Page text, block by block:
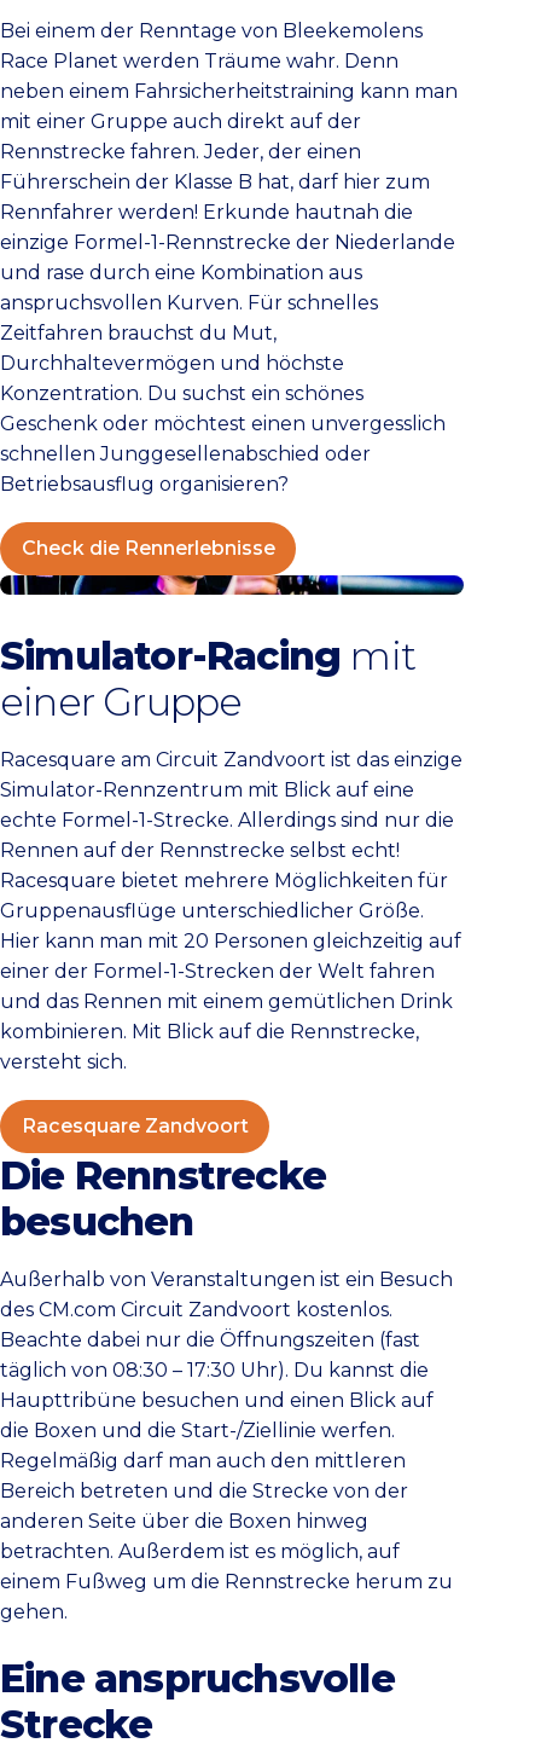
Bei einem der Renntage von Bleekemolens
Race Planet werden Träume wahr. Denn
neben einem Fahrsicherheitstraining kann man
mit einer Gruppe auch direkt auf der
Rennstrecke fahren. Jeder, der einen
Führerschein der Klasse B hat, darf hier zum
Rennfahrer werden! Erkunde hautnah die
einzige Formel-1-Rennstrecke der Niederlande
und rase durch eine Kombination aus
anspruchsvollen Kurven. Für schnelles
Zeitfahren brauchst du Mut,
Durchhaltevermögen und höchste
Konzentration. Du suchst ein schönes
Geschenk oder möchtest einen unvergesslich
schnellen Junggesellenabschied oder
Betriebsausflug organisieren?
Check die Rennerlebnisse
Racesquare Zandvoort
Simulator-Racing mit
einer Gruppe
Racesquare am Circuit Zandvoort ist das einzige
Simulator-Rennzentrum mit Blick auf eine
echte Formel-1-Strecke. Allerdings sind nur die
Rennen auf der Rennstrecke selbst echt!
Racesquare bietet mehrere Möglichkeiten für
Gruppenausflüge unterschiedlicher Größe.
Hier kann man mit 20 Personen gleichzeitig auf
einer der Formel-1-Strecken der Welt fahren
und das Rennen mit einem gemütlichen Drink
kombinieren. Mit Blick auf die Rennstrecke,
versteht sich.
Racesquare Zandvoort
Die Rennstrecke
besuchen
Außerhalb von Veranstaltungen ist ein Besuch
des CM.com Circuit Zandvoort kostenlos.
Beachte dabei nur die Öffnungszeiten (fast
täglich von 08:30 – 17:30 Uhr). Du kannst die
Haupttribüne besuchen und einen Blick auf
die Boxen und die Start-/Ziellinie werfen.
Regelmäßig darf man auch den mittleren
Bereich betreten und die Strecke von der
anderen Seite über die Boxen hinweg
betrachten. Außerdem ist es möglich, auf
einem Fußweg um die Rennstrecke herum zu
gehen.
Eine anspruchsvolle
Strecke